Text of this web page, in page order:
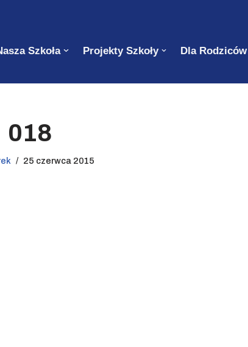
Szkoła Projekty Szkoły Dla Rodziców
018
25 czerwca 2015